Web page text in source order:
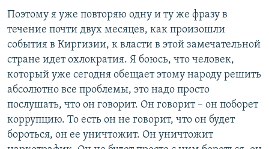
Поэтому я уже повторяю одну и ту же фразу в
течение почти двух месяцев, как произошли
события в Киргизии, к власти в этой замечательной
стране идет охлократия. Я боюсь, что человек,
который уже сегодня обещает этому народу решить
абсолютно все проблемы, это надо просто
послушать, что он говорит. Он говорит – он поборет
коррупцию. То есть он не говорит, что он будет
бороться, он ее уничтожит. Он уничтожит